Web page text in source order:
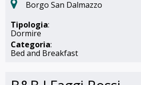
Borgo San Dalmazzo
Tipologia:
Dormire
Categoria:
Bed and Breakfast